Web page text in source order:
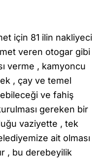
için 81 ilin nakliyeci
veren otogar gibi
verme , kamyoncu
, çay ve temel
ve fahiş
gereken bir
vaziyette , tek
ait olması
, bu derebeyilik